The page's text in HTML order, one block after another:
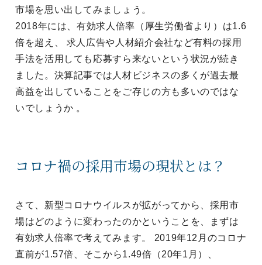
市場を思い出してみましょう。
2018年には、有効求人倍率（厚生労働省より）は1.6
倍を超え、 求人広告や人材紹介会社など有料の採用
手法を活用しても応募すら来ないという状況が続き
ました。決算記事では人材ビジネスの多くが過去最
高益を出していることをご存じの方も多いのではな
いでしょうか 。
コロナ禍の採用市場の現状とは？
さて、新型コロナウイルスが拡がってから、採用市
場はどのように変わったのかということを、まずは
有効求人倍率で考えてみます。 2019年12月のコロナ
直前が1.57倍、そこから1.49倍（20年1月）、